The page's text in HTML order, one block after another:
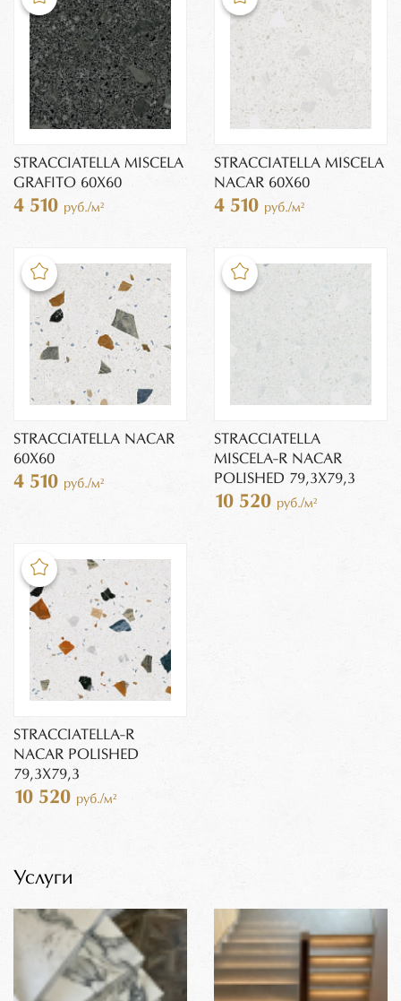
STRACCIATELLA MISCELA
GRAFITO 60X60
4 510 руб./м²
STRACCIATELLA MISCELA
NACAR 60X60
4 510 руб./м²
STRACCIATELLA NACAR
60X60
4 510 руб./м²
STRACCIATELLA
MISCELA-R NACAR
POLISHED 79,3X79,3
10 520 руб./м²
STRACCIATELLA-R
NACAR POLISHED
79,3X79,3
10 520 руб./м²
Услуги